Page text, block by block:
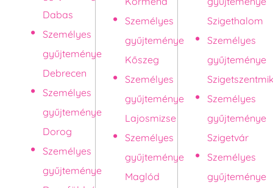
Dabas
Személyes
gyűjteménye
Debrecen
Személyes
gyűjteménye
Dorog
Személyes
gyűjteménye
Személyes
gyűjteménye
Kőszeg
Személyes
gyűjteménye
Lajosmizse
Személyes
gyűjteménye
Maglód
Szigethalom
Személyes
gyűjteménye
Személyes
gyűjteménye
Szigetvár
Személyes
gyűjteménye